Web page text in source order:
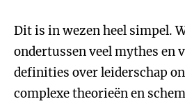
Dit is in wezen heel simpel.
ondertussen veel mythes en
definities over leiderschap
complexe theorieën en